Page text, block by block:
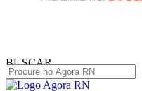
BUSCAR